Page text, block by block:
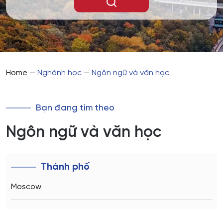
Home — Nghành học — Ngôn ngữ và văn học
Bạn đang tìm theo
Ngôn ngữ và văn học
Thành phố
Moscow